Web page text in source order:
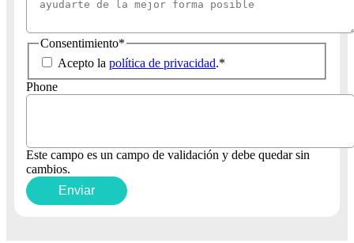
Consentimiento*
Acepto la política de privacidad.*
Phone
Este campo es un campo de validación y debe quedar sin
cambios.